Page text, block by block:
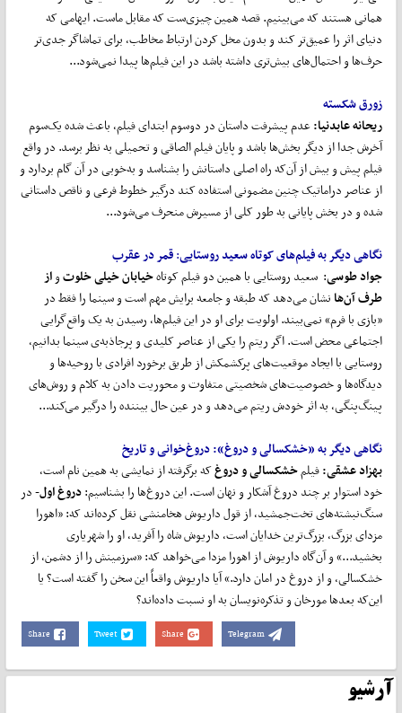
همانی هستند که می‌بینیم. قصه همین چیزی‌ست که مقابل ماست. ایهامی که
دنیای اثر را عمیق‌تر کند و بدون مخل کردن ارتباط مخاطب، برای تماشاگر جدی‌تر
حرف‌ها و احتمال‌های بیش‌تری داشته باشد در این فیلم‌ها پیدا نمی‌شود...
زورق شکسته
ریحانه عابدنیا:عدم پیشرفت داستان در دوسوم ابتدای فیلم، باعث شده یک‌سوم
آخرش جدا از دیگر بخش‌ها باشد و پایان فیلم الصاقی و تحمیلی به نظر برسد. در واقع
فیلم پیش و بیش از آن‌که راه اصلی داستانش را بشناسد و به‌خوبی در آن گام بردارد و
از عناصر دراماتیک چنین مضمونی استفاده کند درگیر خطوط فرعی و ناقص داستانی
شده و در بخش پایانی به طور کلی از مسیرش منحرف می‌شود...
نگاهی دیگر به فیلمهای کوتاه سعید روستایی:قمر در عقرب
جواد طوسی:  سعید روستایی با همین دو فیلم کوتاهخیابان خیلی خلوتواز
طرف آنهانشان می‌دهد که طبقه و جامعه برایش مهم است و سینما را فقط در
«بازی با فرم» نمی‌بیند. اولویت برای او در این فیلم‌ها، رسیدن به یک واقع‌گرایی
اجتماعی محض است. اگر ریتم را یکی از عناصر کلیدی و پرجاذبه‌ی سینما بدانیم،
روستایی با ایجاد موقعیت‌های پرکشمکش از طریق برخورد افرادی با روحیه‌ها و
دید‌گاه‌ها و خصوصیت‌های شخصیتی متفاوت و محوریت دادن به کلام و روش‌های
پینگ‌پنگی، به اثر خودش ریتم می‌دهد و در عین حال بیننده را درگیر می‌کند...
نگاهی دیگر به «خشکسالی و دروغ»:دروغخوانی و تاریخ
بهزاد عشقی:فیلمخشکسالی و دروغکه برگرفته از نمایشی به همین نام است،
خود استوار بر چند دروغ آشکار و نهان است. این دروغ‌ها را بشناسیم:دروغ اول- در
سنگ‌نبشته‌های تخت‌جمشید، از قول داریوش هخامنشی نقل کرده‌اند که: «اهورا
مزدای بزرگ، بزرگ‌ترین خدایان است، داریوش شاه را آفرید، او را شهریاری
بخشید...» و آن‌گاه داریوش از اهورا مزدا می‌خواهد که: «سرزمینش را از دشمن، از
خشکسالی، و از دروغ در امان دارد.» آیا داریوش واقعاً این سخن را گفته است؟ یا
این‌که بعدها مورخان و تذکره‌نویسان به او نسبت داده‌اند؟
Share Tweet Share Telegram
آرشیو